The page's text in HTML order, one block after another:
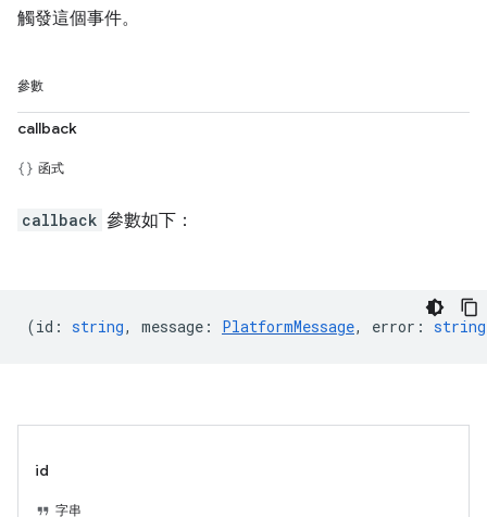
觸發這個事件。
參數
callback
函式
callback 參數如下：
(id : string, message : PlatformMessage, error : string
id
字串